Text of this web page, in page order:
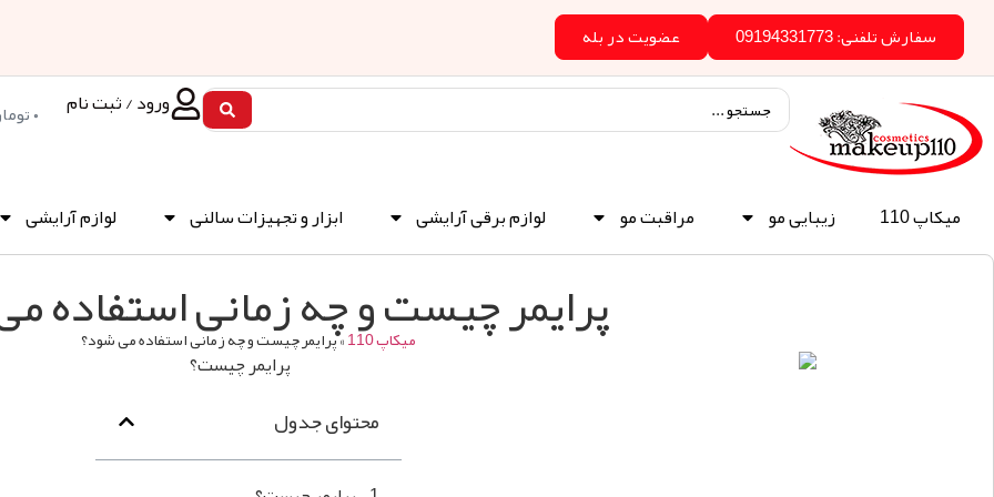
سفارش تلفنی: 09194331773 عضویت در بله
ورود / ثبت نام ۰
میکاپ 110 زیبایی مو مراقبت مو لوازم برقی آرایشی ابزار و تجهیزات سالنی لوازم آرایشی
پرایمر چیست و چه زمانی استفاده
میکاپ 110 »پرایمر چیست و چه زمانی استفاده می شود؟
محتوای جدول